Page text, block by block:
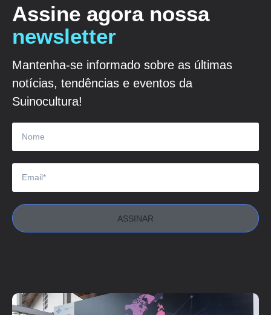
Assine agora nossa
newsletter
Mantenha-se informado sobre as últimas
notícias, tendências e eventos da
Suinocultura!
ASSINAR